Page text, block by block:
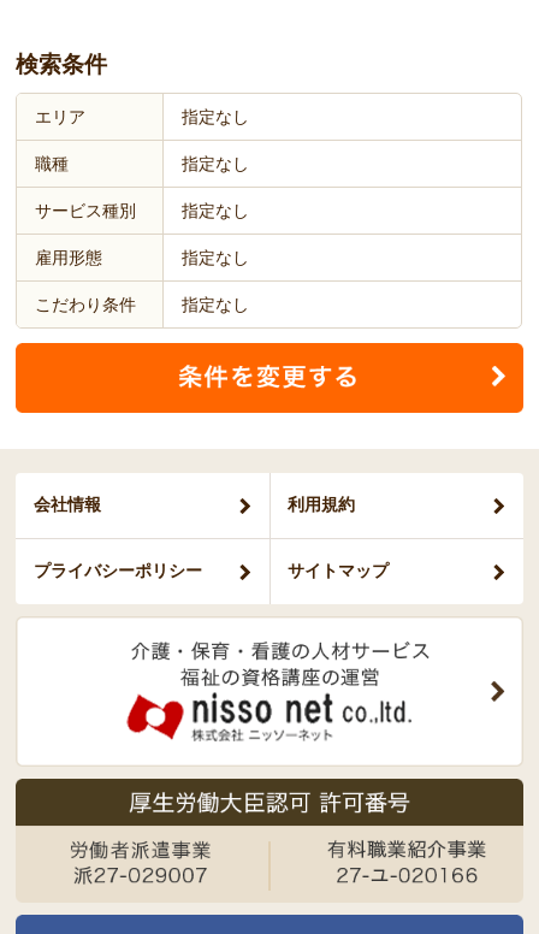
検索条件
エリア 指定なし
職種 指定なし
サービス種別 指定なし
雇用形態 指定なし
こだわり条件 指定なし
会社情報 利用規約
プライバシーポリシー サイトマップ